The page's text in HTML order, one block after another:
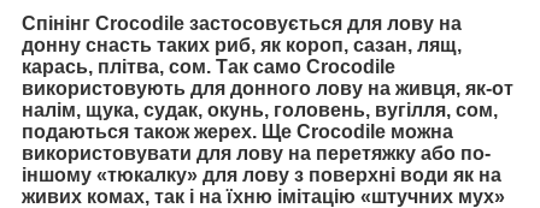
Спінінг Crocodile застосовується для лову на
донну снасть таких риб, як короп, сазан, лящ,
карась, плітва, сом. Так само Crocodile
використовують для донного лову на живця, як-от
налім, щука, судак, окунь, головень, вугілля, сом,
подаються також жерех. Ще Crocodile можна
використовувати для лову на перетяжку або по-
іншому «тюкалку» для лову з поверхні води як на
живих комах, так і на їхню імітацію «штучних мух»